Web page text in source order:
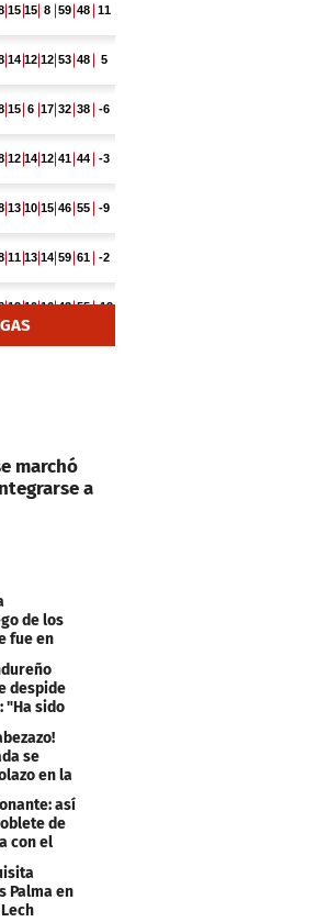
marchó
a
de los
fue en
despide
"Ha sido
se
en la
así
de
con el
Palma en